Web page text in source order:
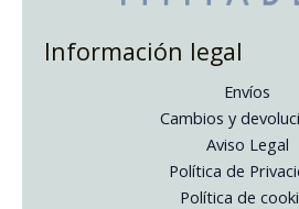
Información legal
Envíos
Cambios y
Aviso Legal
Política de
Política de